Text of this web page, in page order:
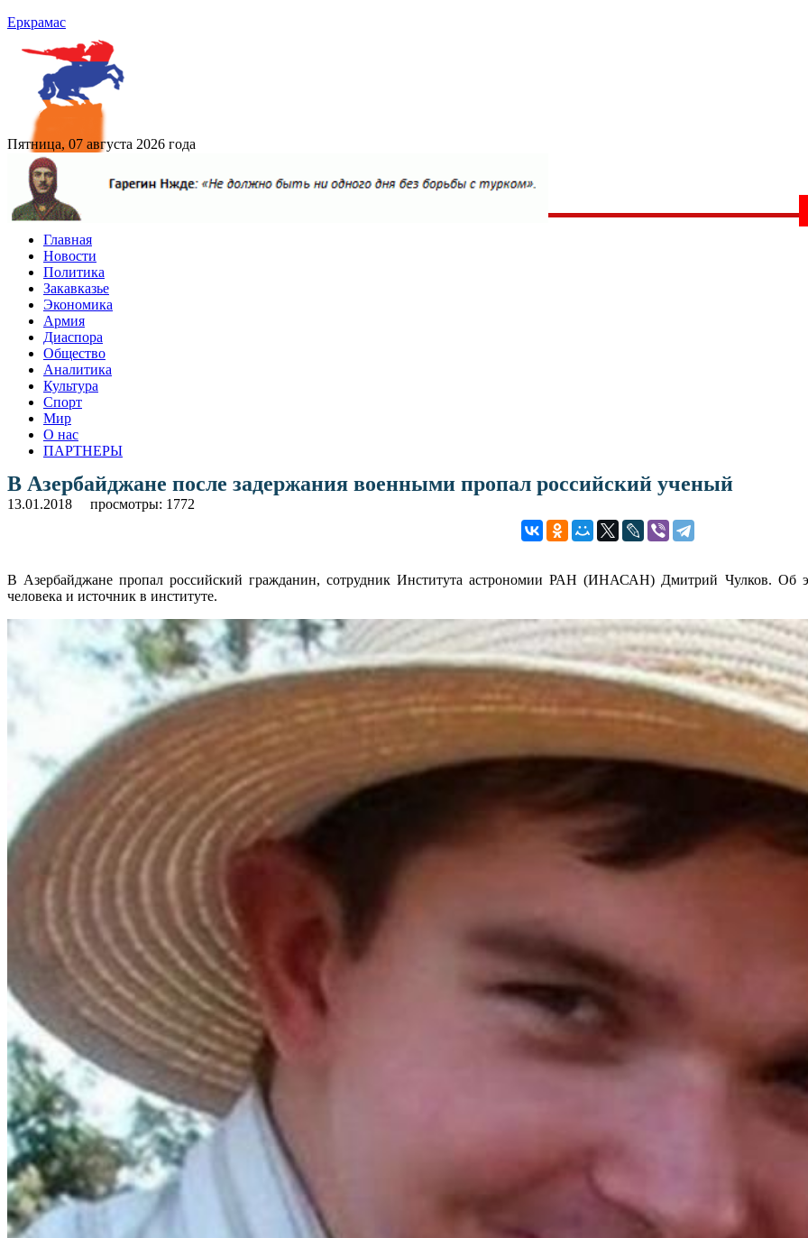
Еркрамас
Пятница, 07 августа 2026 года
Главная
Новости
Политика
Закавказье
Экономика
Армия
Диаспора
Общество
Аналитика
Культура
Спорт
Мир
О нас
ПАРТНЕРЫ
В Азербайджане после задержания военными пропал российский ученый
13.01.2018 просмотры: 1772
В Азербайджане пропал российский гражданин, сотрудник Института астрономии РАН (ИНАСАН) Дмитрий Чулков. Об
человека и источник в институте.